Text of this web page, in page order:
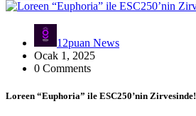
12puan News
Ocak 1, 2025
0 Comments
Loreen “Euphoria” ile ESC250’nin Zirvesinde!